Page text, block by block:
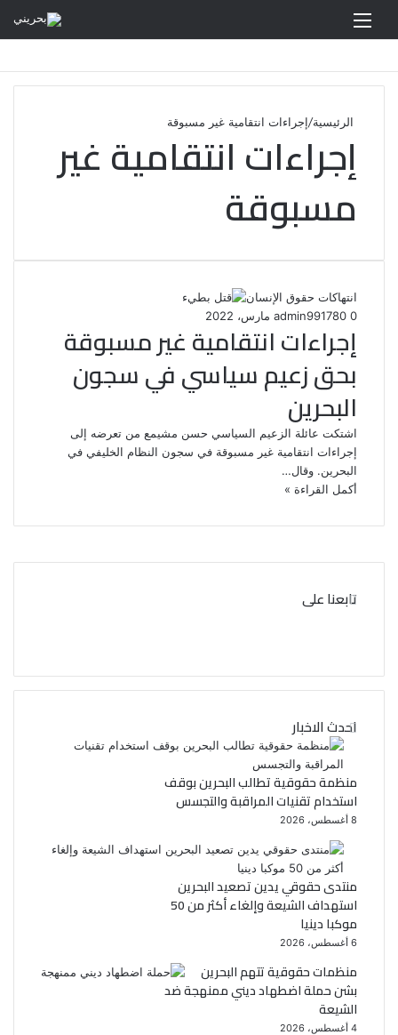
الرئيسية/إجراءات انتقامية غير مسبوقة
إجراءات انتقامية غير
مسبوقة
انتهاكات حقوق الإنسان
admin9917 مارس، 2022 0
إجراءات انتقامية غير مسبوقة
بحق زعيم سياسي في سجون
البحرين
اشتكت عائلة الزعيم السياسي حسن مشيمع من تعرضه إلى
إجراءات انتقامية غير مسبوقة في سجون النظام الخليفي في
البحرين. وقال…
أكمل القراءة »
تابعنا على
ك
احدث الاخبار
منظمة حقوقية تطالب البحرين بوقف
استخدام تقنيات المراقبة والتجسس
8 أغسطس، 2026
منتدى حقوقي يدين تصعيد البحرين
استهداف الشيعة وإلغاء أكثر من 50
موكبا دينيا
6 أغسطس، 2026
منظمات حقوقية تتهم البحرين
بشن حملة اضطهاد ديني ممنهجة ضد
الشيعة
4 أغسطس، 2026